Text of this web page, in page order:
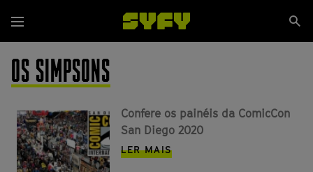
para
o
conteúdo
principal
Menu
OS SIMPSONS
Confere os painéis da ComicCon
San Diego 2020
LER MAIS